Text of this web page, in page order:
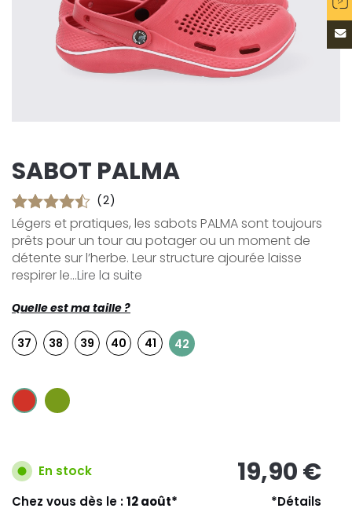
SABOT PALMA
(2)
Légers et pratiques, les sabots PALMA sont toujours
prêts pour un tour au potager ou un moment de
détente sur l’herbe. Leur structure ajourée laisse
respirer le...Lire la suite
Quelle est ma taille ?
37 38 39 40 41 42
En stock 19,90 €
Chez vous dès le :12 août* *Détails